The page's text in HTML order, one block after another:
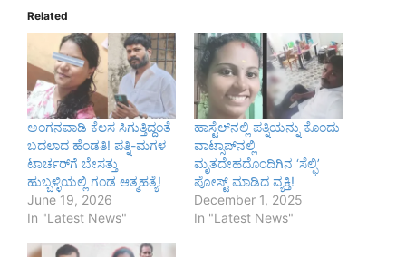
Related
ಅಂಗನವಾಡಿ ಕೆಲಸ ಸಿಗುತ್ತಿದ್ದಂತೆ
ಬದಲಾದ ಹೆಂಡತಿ! ಪತ್ನಿ-ಮಗಳ
ಟಾರ್ಚರ್‌ಗೆ ಬೇಸತ್ತು
ಹುಬ್ಬಳ್ಳಿಯಲ್ಲಿ ಗಂಡ ಆತ್ಮಹತ್ಯೆ!
June 19, 2026
In "Latest News"
ಹಾಸ್ಟೆಲ್‌ನಲ್ಲಿ ಪತ್ನಿಯನ್ನು ಕೊಂದು
ವಾಟ್ಸಾಪ್‌ನಲ್ಲಿ
ಮೃತದೇಹದೊಂದಿಗಿನ ‘ಸೆಲ್ಫಿ’
ಪೋಸ್ಟ್ ಮಾಡಿದ ವ್ಯಕ್ತಿ!
December 1, 2025
In "Latest News"